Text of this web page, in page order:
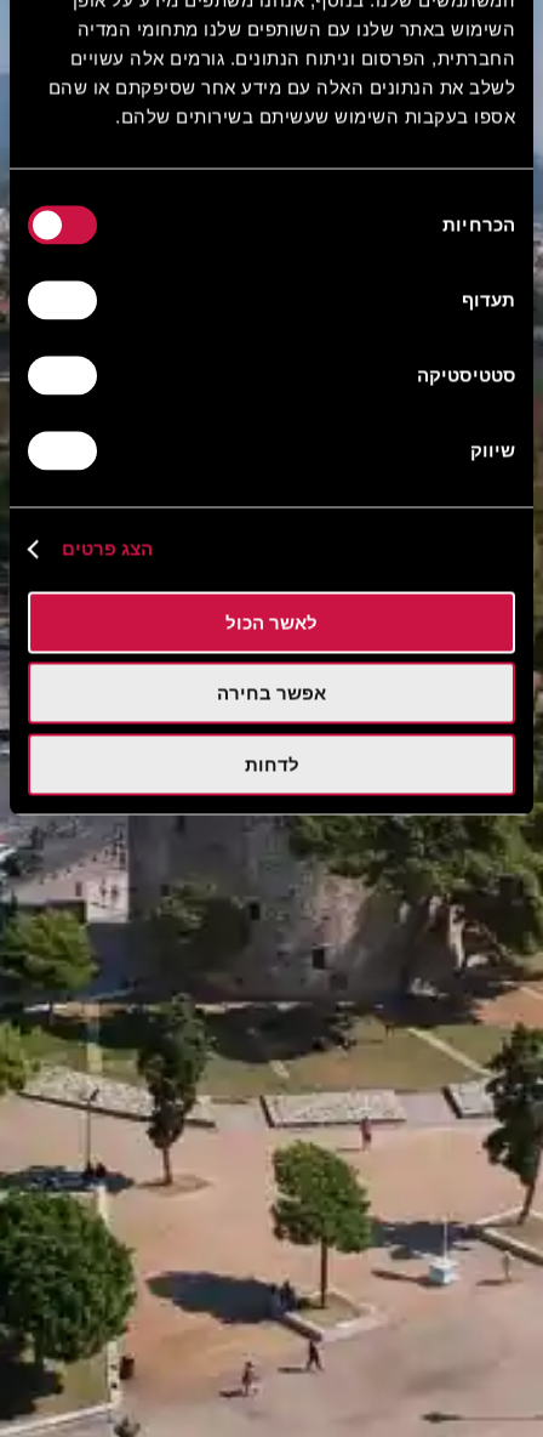
השימוש באתר שלנו עם השותפים שלנו מתחומי המדיה
החברתית, הפרסום וניתוח הנתונים. גורמים אלה עשויים
לשלב את הנתונים האלה עם מידע אחר שסיפקתם או שהם
אספו בעקבות השימוש שעשיתם בשירותים שלהם.
הסכמה
הכרחיות
תעדוף
סטטיסטיקה
שיווק
הצג פרטים
לאשר הכול
אפשר בחירה
לדחות